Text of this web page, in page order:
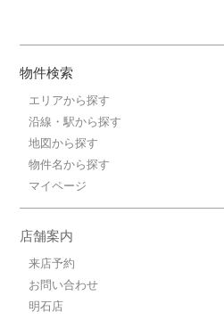
物件検索
エリアから探す
沿線・駅から探す
地図から探す
物件名から探す
マイページ
店舗案内
来店予約
お問い合わせ
明石店